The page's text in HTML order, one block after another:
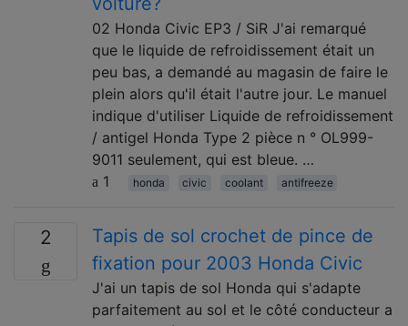
02 Honda Civic EP3 / SiR J'ai remarqué
que le liquide de refroidissement était un
peu bas, a demandé au magasin de faire le
plein alors qu'il était l'autre jour. Le manuel
indique d'utiliser Liquide de refroidissement
/ antigel Honda Type 2 pièce n ° OL999-
9011 seulement, qui est bleue. …
1
honda civic coolant antifreeze
2
Tapis de sol crochet de pince de
fixation pour 2003 Honda Civic
J'ai un tapis de sol Honda qui s'adapte
parfaitement au sol et le côté conducteur a